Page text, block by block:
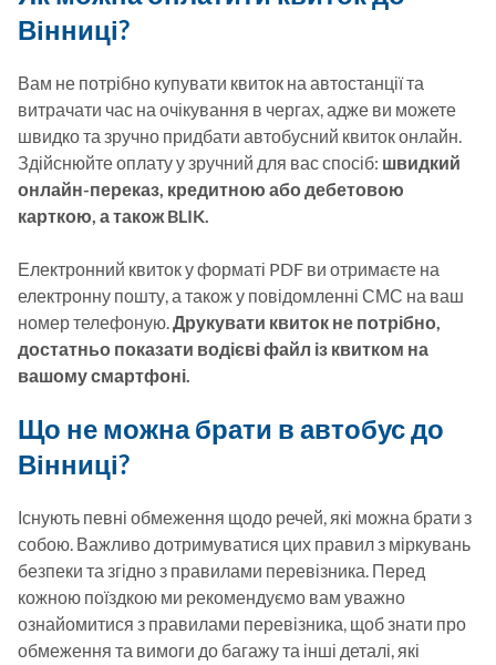
Вінниці?
Вам не потрібно купувати квиток на автостанції та
витрачати час на очікування в чергах, адже ви можете
швидко та зручно придбати автобусний квиток онлайн.
Здійснюйте оплату у зручний для вас спосіб: швидкий
онлайн-переказ, кредитною або дебетовою
карткою, а також BLIK.
Електронний квиток у форматі PDF ви отримаєте на
електронну пошту, а також у повідомленні СМС на ваш
номер телефоную. Друкувати квиток не потрібно,
достатньо показати водієві файл із квитком на
вашому смартфоні.
Що не можна брати в автобус до
Вінниці?
Існують певні обмеження щодо речей, які можна брати з
собою. Важливо дотримуватися цих правил з міркувань
безпеки та згідно з правилами перевізника. Перед
кожною поїздкою ми рекомендуємо вам уважно
ознайомитися з правилами перевізника, щоб знати про
обмеження та вимоги до багажу та інші деталі, які